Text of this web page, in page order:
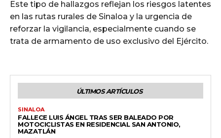
Este tipo de hallazgos reflejan los riesgos latentes
en las rutas rurales de Sinaloa y la urgencia de
reforzar la vigilancia, especialmente cuando se
trata de armamento de uso exclusivo del Ejército.
ÚLTIMOS ARTÍCULOS
SINALOA
FALLECE LUIS ÁNGEL TRAS SER BALEADO POR
MOTOCICLISTAS EN RESIDENCIAL SAN ANTONIO,
MAZATLÁN